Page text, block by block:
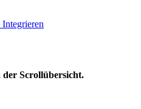
der Scrollübersicht.